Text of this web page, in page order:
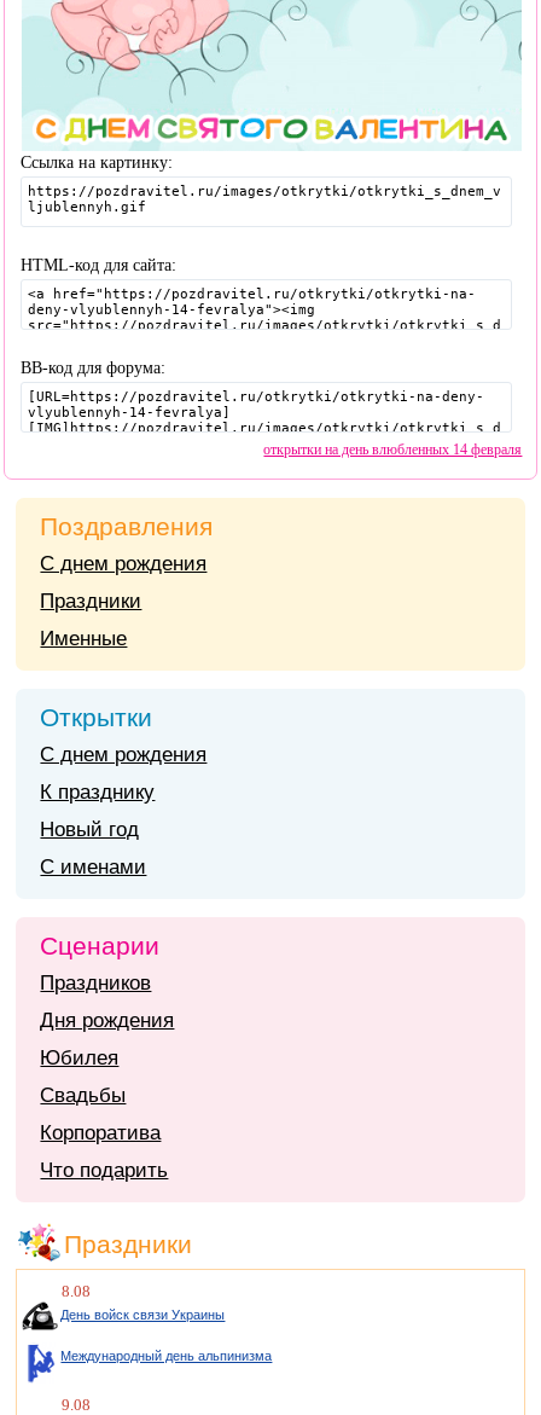
Ссылка на картинку:
HTML-код для сайта:
BB-код для форума:
открытки на день влюбленных 14 февраля
Поздравления
С днем рождения
Праздники
Именные
Открытки
С днем рождения
К празднику
Новый год
С именами
Сценарии
Праздников
Дня рождения
Юбилея
Свадьбы
Корпоратива
Что подарить
Праздники
8.08
День войск связи Украины
Международный день альпинизма
9.08